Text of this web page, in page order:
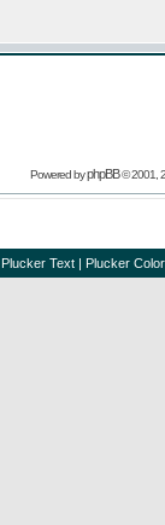
Powered byphpBB© 2001,
Plucker Text | Plucker Color